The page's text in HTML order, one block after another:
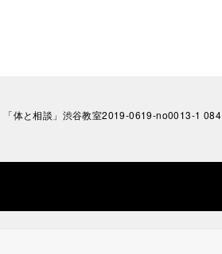
「体と相談」渋谷教室2019-0619-no0013-1 084